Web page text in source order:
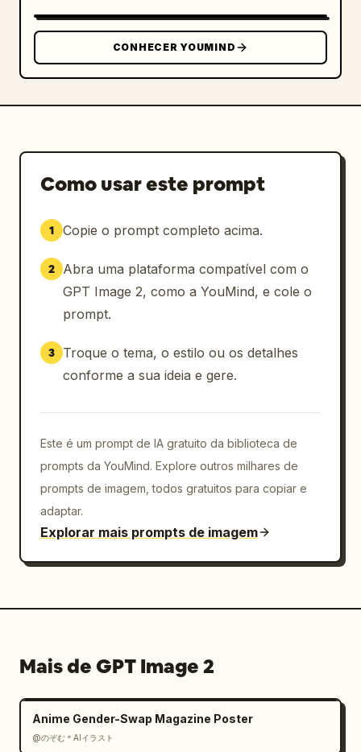
Paleta de cores de luxo: marfim, ouro
champanhe, rosa-claro, branco pérola, bege
suave.
campanha publicitária de luxo, composição
sem artefatos de IA, qualidade de obra-prima.
CONHECER YOUMIND
Como usar este prompt
1 Copie o prompt completo acima.
2
Abra uma plataforma compatível com o
GPT Image 2, como a YouMind, e cole o
prompt.
3
Troque o tema, o estilo ou os detalhes
conforme a sua ideia e gere.
Este é um prompt de IA gratuito da biblioteca de
prompts da YouMind. Explore outros milhares de
prompts de imagem, todos gratuitos para copiar e
adaptar.
Explorar mais prompts de imagem
Mais de GPT Image 2
Anime Gender-Swap Magazine Poster
@のぞむ＊AIイラスト